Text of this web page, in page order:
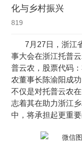
化与乡村振兴
819
7月27日，浙江
事大会在浙江托普
普云农，股票代码
农董事长陈渝阳成
不仅是对托普云农
志着其在助力浙江
中，将承担起更重